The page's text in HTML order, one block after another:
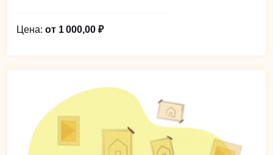
Цена: от 1 000,00 ₽